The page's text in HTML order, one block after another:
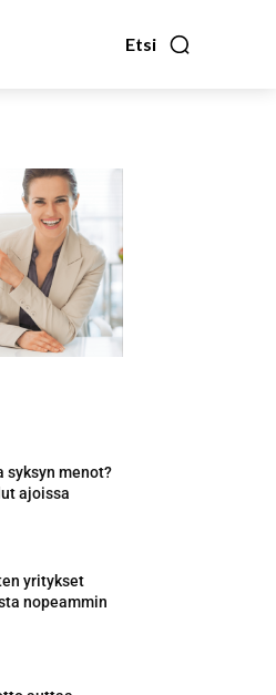
Etsi
syksyn menot?
ajoissa
yritykset
nopeammin